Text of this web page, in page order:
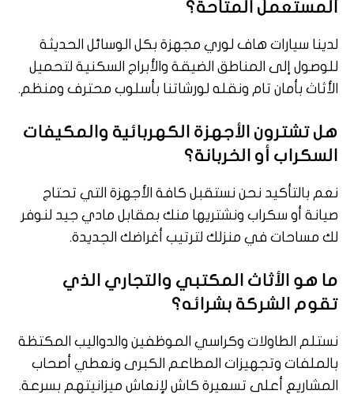
المستعمل المتاحة؟
لدينا سيارات هاف لوري مجهزة بكل الوسائل الحديثة
للوصول إلى المناطق الضيقة والأبراج السكنية لتحميل
الأثاث بأمان تام ونقله لورشاتنا بأسلوب محترف ومنظم.
هل تشترون الأجهزة الكهربائية والمكيفات
السكراب أو الخربانة؟
نعم بالتأكيد نحن نستقبل كافة الأجهزة التي تحتاج
صيانة أو سكراب ونشتريها منك بمقابل مادي جيد لنوفر
لك مساحات في منزلك لترتيب أغراضك الجديدة.
ما هو الأثاث المكتبي والتجاري الذي
تقوم الشركة بشرائه؟
نستلم الطاولات وكراسي الموظفين والدواليب المكتظة
بالملفات وتجهيزات المطاعم الكبرى ونعطي أصحاب
المشاريع أعلى تسعيرة كاش لإنعاش ميزانيتهم بسرعة.